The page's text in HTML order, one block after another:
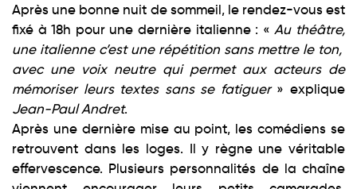
Après une bonne nuit de sommeil, le rendez-vous est
fixé à 18h pour une dernière italienne : «Au théâtre,
une italienne c’est une répétition sans mettre le ton,
avec une voix neutre qui permet aux acteurs de
mémoriser leurs textes sans se fatiguer» explique
Jean-Paul Andret.
Après une dernière mise au point, les comédiens se
retrouvent dans les loges. Il y règne une véritable
effervescence. Plusieurs personnalités de la chaîne